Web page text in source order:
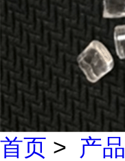
首页 > 产